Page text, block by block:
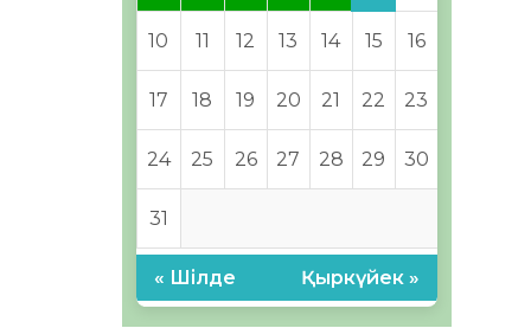
10 11 12 13 14 15 16
17 18 19 20 21 22 23
24 25 26 27 28 29 30
31
« Шілде Қыркүйек »